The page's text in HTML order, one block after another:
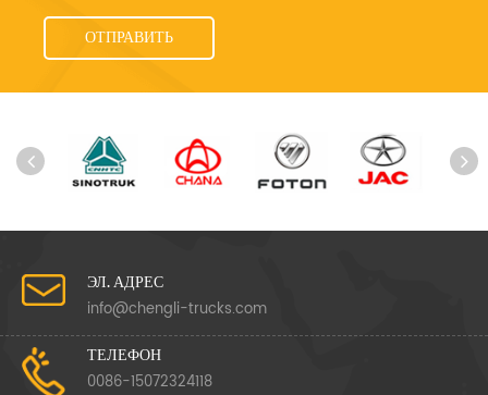
ЭЛ. АДРЕС
info@chengli-trucks.com
ТЕЛЕФОН
0086-15072324118